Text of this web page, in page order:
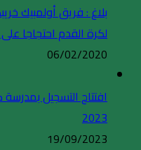
بلاغ : فريق أولمبيك
لكرة القدم احتجاجا
06/02/2020
2023
19/09/2023